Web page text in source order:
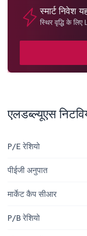
स्मार्ट निवेश
स्थिर वृद्धि के
एलडब्ल्यूएस
P/E रेशियो
पीईजी अनुपात
मार्केट कैप सीआर
P/B रेशियो